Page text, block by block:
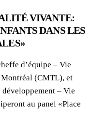
VIVANTE:
DANS LES
d’équipe – Vie
(CMTL), et
– Vie
au panel «Place